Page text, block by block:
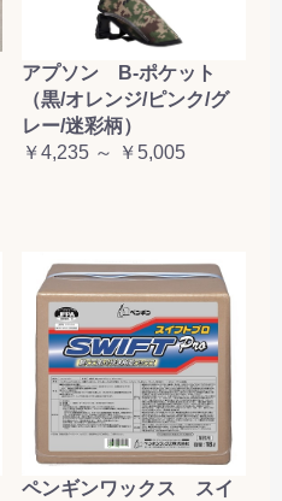
アプソン B-ポケット
（黒/オレンジ/ピンク/グ
レー/迷彩柄）
￥4,235 ～ ￥5,005
ペンギンワックス スイ